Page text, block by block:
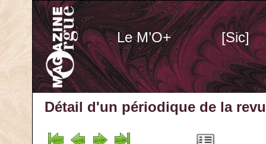
Le M’O+ [Sic]
Détail d'un périodique de la